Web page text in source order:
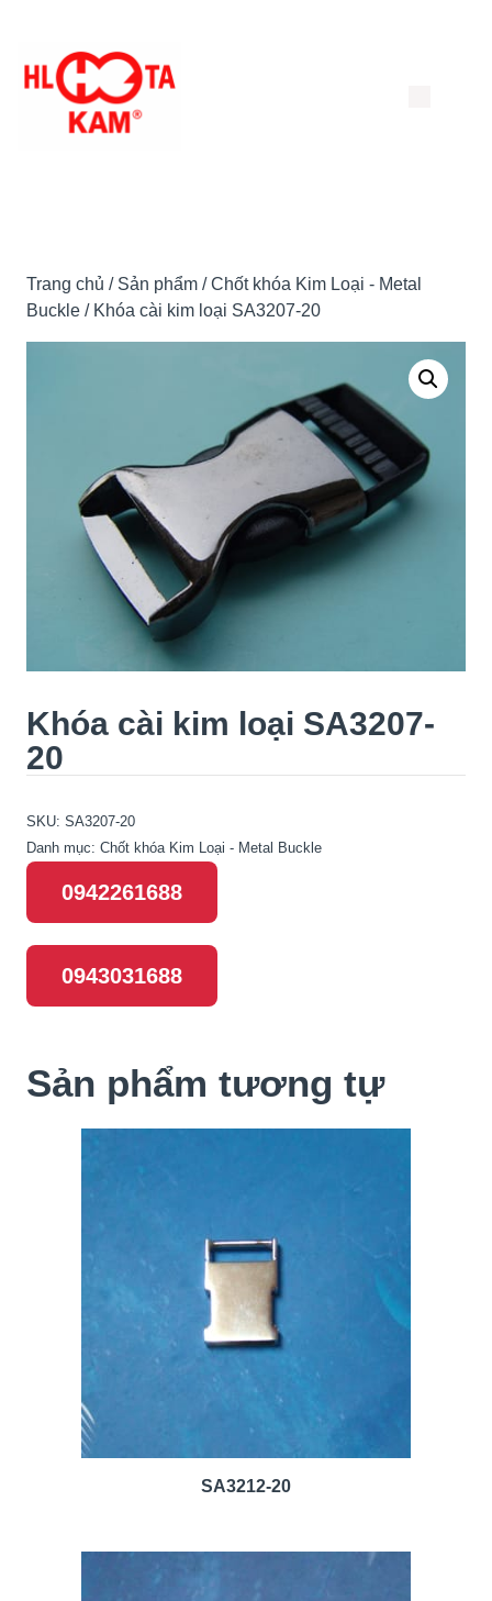
đến
Trang chủ / Sản phẩm /Chốt khóa Kim Loại - Metal
Buckle / Khóa cài kim loại SA3207-20
Khóa cài kim loại SA3207-
20
SKU: SA3207-20
Danh mục: Chốt khóa Kim Loại - Metal Buckle
0942261688
0943031688
Sản phẩm tương tự
SA3212-20